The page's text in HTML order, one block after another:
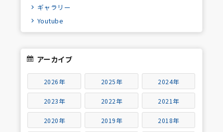
ギャラリー
Youtube
アーカイブ
2026年 2025年 2024年
2023年 2022年 2021年
2020年 2019年 2018年